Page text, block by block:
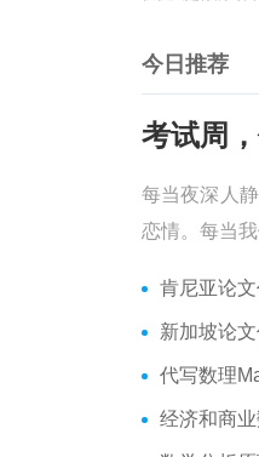
今日推荐
每当夜深人
恋情。每当
肯尼亚论文代
新加坡论文代
代写数理
经济和商业数学作